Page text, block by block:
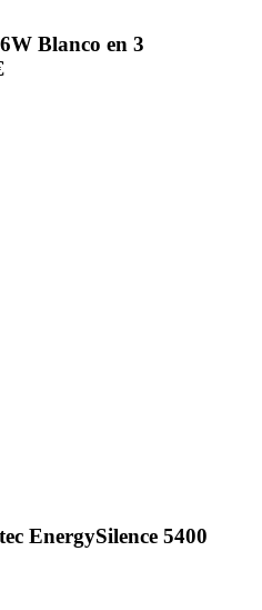
Blanco en 3
EnergySilence 5400